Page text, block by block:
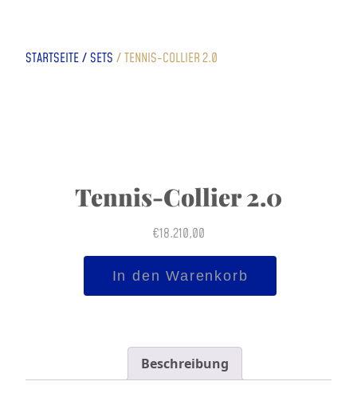
STARTSEITE/ SETS /TENNIS-COLLIER 2.0
Tennis-Collier 2.0
€18.210,00
CollierIn den Warenkorb
Beschreibung